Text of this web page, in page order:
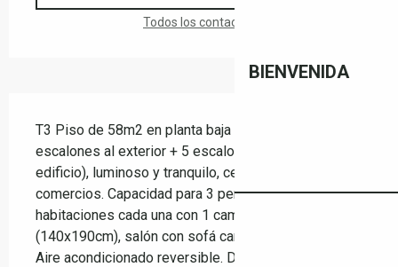
BIENVENIDA
Todos los contactos
T3 Piso de 58m2 en planta baja elevada (3
escalones al exterior + 5 escalones dentro del
edificio), luminoso y tranquilo, cerca de los
comercios. Capacidad para 3 personas: 2
habitaciones cada una con 1 cama doble
(140x190cm), salón con sofá cama (140x190cm).
Aire acondicionado reversible. Ducha...